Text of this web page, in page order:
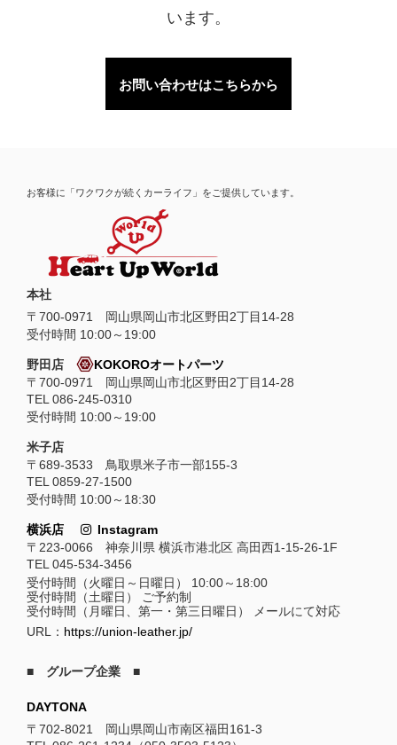
います。
お問い合わせはこちらから
お客様に「ワクワクが続くカーライフ」をご提供しています。
本社
〒 700-0971 岡山県岡山市北区野田2丁目14-28
受付時間 10:00～19:00
野田店
KOKOROオートパーツ
〒700-0971 岡山県岡山市北区野田2丁目14-28
TEL 086-245-0310
受付時間 10:00～19:00
米子店
〒689-3533 鳥取県米子市一部155-3
TEL 0859-27-1500
受付時間 10:00～18:30
横浜店
Instagram
〒223-0066 神奈川県 横浜市港北区 高田西1-15-26-1F
TEL 045-534-3456
受付時間（火曜日～日曜日） 10:00～18:00
受付時間（土曜日） ご予約制
受付時間（月曜日、第一・第三日曜日） メールにて対応
URL： https://union-leather.jp/
■ グループ企業 ■
DAYTONA
〒702-8021 岡山県岡山市南区福田161-3